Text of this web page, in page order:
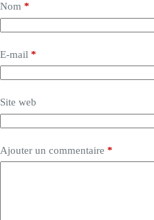
Nom *
E-mail *
Site web
Ajouter un commentaire *